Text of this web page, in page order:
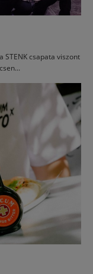
STENK csapata viszont